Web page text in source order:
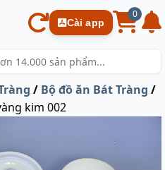
Cài app
0
/ Bộ đồ ăn Bát Tràng /
kim 002